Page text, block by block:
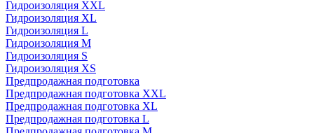
Гидроизоляция XXL
Гидроизоляция XL
Гидроизоляция L
Гидроизоляция M
Гидроизоляция S
Гидроизоляция XS
Предпродажная подготовка
Предпродажная подготовка XXL
Предпродажная подготовка XL
Предпродажная подготовка L